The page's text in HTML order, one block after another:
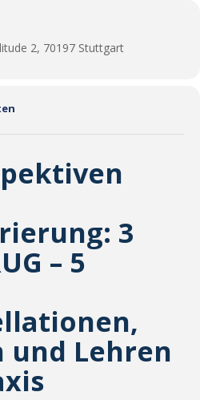
2, 70197 Stuttgart
3
– 5
und Lehren